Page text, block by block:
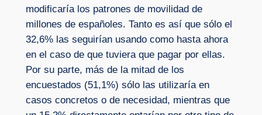
modificaría los patrones de movilidad de
millones de españoles. Tanto es así que sólo el
32,6% las seguirían usando como hasta ahora
en el caso de que tuviera que pagar por ellas.
Por su parte, más de la mitad de los
encuestados (51,1%) sólo las utilizaría en
casos concretos o de necesidad, mientras que